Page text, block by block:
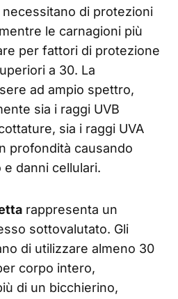
di protezioni
le carnagioni più
per fattori di protezione
a 30. La
ad ampio spettro,
sia i raggi UVB
sia i raggi UVA
profondità causando
danni cellulari.
rappresenta un
sottovalutato. Gli
di utilizzare almeno 30
corpo intero,
di un bicchierino,